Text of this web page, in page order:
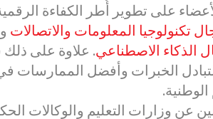
على تطوير أُطر الكفاءة
تكنولوجيا المعلومات والاتصالات و
الاصطناعي. علاوة على ذلك
+ الصين، لتبادل الخبرات وأفضل
عن وزارات التعليم والوكالات